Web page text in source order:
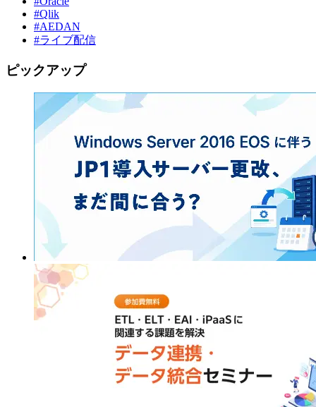
#Qlik
#AEDAN
#ライブ配信
ピックアップ